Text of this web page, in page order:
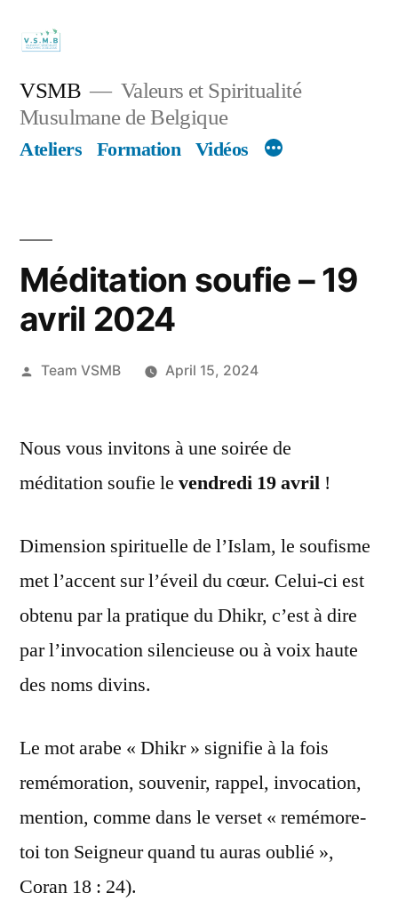
content
VSMB
Valeurs et Spiritualité
Musulmane de Belgique
Ateliers Formation Vidéos
Méditation soufie – 19
avril 2024
Posted
Team VSMB April 15, 2024
Nous vous invitons à une soirée de
méditation soufie le vendredi 19 avril !
Dimension spirituelle de l’Islam, le soufisme
met l’accent sur l’éveil du cœur. Celui-ci est
obtenu par la pratique du Dhikr, c’est à dire
par l’invocation silencieuse ou à voix haute
des noms divins.
Le mot arabe « Dhikr » signifie à la fois
remémoration, souvenir, rappel, invocation,
mention, comme dans le verset « remémore-
toi ton Seigneur quand tu auras oublié »,
Coran 18 : 24).